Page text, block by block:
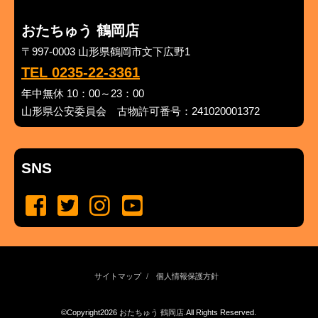
おたちゅう 鶴岡店
〒997-0003 山形県鶴岡市文下広野1
TEL 0235-22-3361
年中無休 10：00～23：00
山形県公安委員会 古物許可番号：241020001372
SNS
サイトマップ 個人情報保護方針
©Copyright2026 おたちゅう 鶴岡店 .All Rights Reserved.